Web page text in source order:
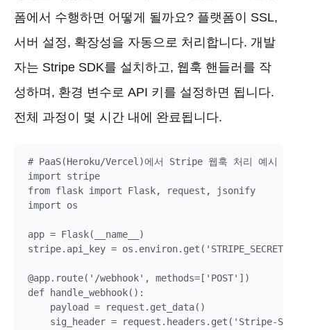
폼에서 수행하면 어떻게 될까요? 플랫폼이 SSL,
서버 설정, 확장성을 자동으로 처리합니다. 개발
자는 Stripe SDK를 설치하고, 웹훅 핸들러를 작
성하며, 환경 변수로 API 키를 설정하면 됩니다.
전체 과정이 몇 시간 내에 완료됩니다.
# PaaS(Heroku/Vercel)에서 Stripe 웹훅 처리 예시
import stripe
from flask import Flask, request, jsonify
import os
app = Flask(__name__)
stripe.api_key =
@app.route('/webhook', methods=['POST'])
def handle_webhook():
    payload = request.get_data()
sig_header = request.headers.get('Stripe-